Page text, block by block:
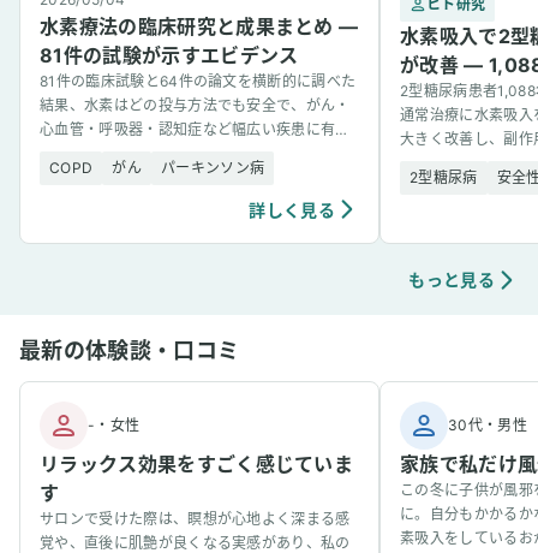
水素療法の臨床研究と成果まとめ —
81件の試験が示すエビデンス
81件の臨床試験と64件の論文を横断的に調べた
結果、水素はどの投与方法でも安全で、がん・
心血管・呼吸器・認知症など幅広い疾患に有望
COPD
がん パーキンソン病
詳しく見る
ヒト研究
水素吸入で2型
が改善 —
2型糖尿病患者
通常治療に水素吸
大きく改善し、副
2型糖尿病 安全
もっと見る
最新の体験談・口コミ
- ・ 女性
リラックス効果をすごく感じていま
す
サロンで受けた際は、瞑想が心地よく深まる感
覚や、直後に肌艶が良くなる実感があり、私の
30代・男性
家族で私だけ
この冬に子供が風
に。自分もかかる
素吸入をしている